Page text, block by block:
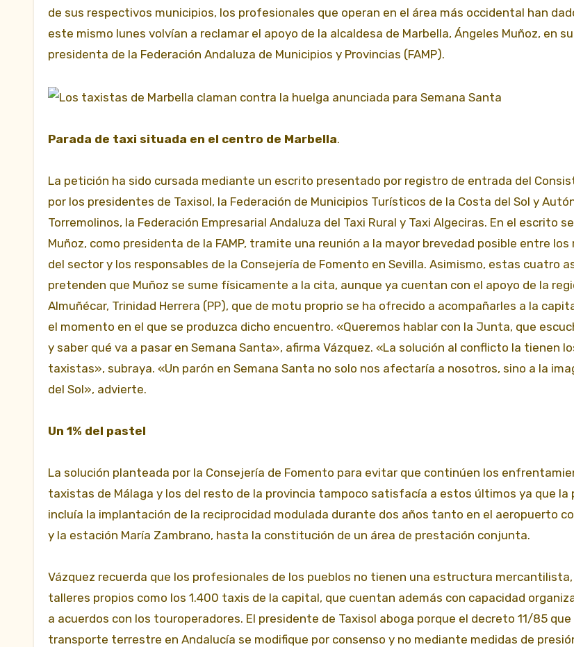
de sus respectivos municipios, los profesionales que operan en el área más occidental han
este mismo lunes volvían a reclamar el apoyo de la alcaldesa de Marbella, Ángeles Muñoz, en
presidenta de la Federación Andaluza de Municipios y Provincias (FAMP).
Parada de taxi situada en el centro de Marbella.
La petición ha sido cursada mediante un escrito presentado por registro de entrada del
por los presidentes de Taxisol, la Federación de Municipios Turísticos de la Costa del Sol y
Torremolinos, la Federación Empresarial Andaluza del Taxi Rural y Taxi Algeciras. En el escrito
Muñoz, como presidenta de la FAMP, tramite una reunión a la mayor brevedad posible entre
del sector y los responsables de la Consejería de Fomento en Sevilla. Asimismo, estas cuatro
pretenden que Muñoz se sume físicamente a la cita, aunque ya cuentan con el apoyo de la
Almuñécar, Trinidad Herrera (PP), que de motu proprio se ha ofrecido a acompañarles a la
el momento en el que se produzca dicho encuentro. «Queremos hablar con la Junta, que
y saber qué va a pasar en Semana Santa», afirma Vázquez. «La solución al conflicto la tienen
taxistas», subraya. «Un parón en Semana Santa no solo nos afectaría a nosotros, sino a la
del Sol», advierte.
Un 1% del pastel
La solución planteada por la Consejería de Fomento para evitar que continúen los
taxistas de Málaga y los del resto de la provincia tampoco satisfacía a estos últimos ya que la
incluía la implantación de la reciprocidad modulada durante dos años tanto en el aeropuerto
y la estación María Zambrano, hasta la constitución de un área de prestación conjunta.
Vázquez recuerda que los profesionales de los pueblos no tienen una estructura
talleres propios como los 1.400 taxis de la capital, que cuentan además con capacidad
a acuerdos con los touroperadores. El presidente de Taxisol aboga porque el decreto 11/85 que
transporte terrestre en Andalucía se modifique por consenso y no mediante medidas de